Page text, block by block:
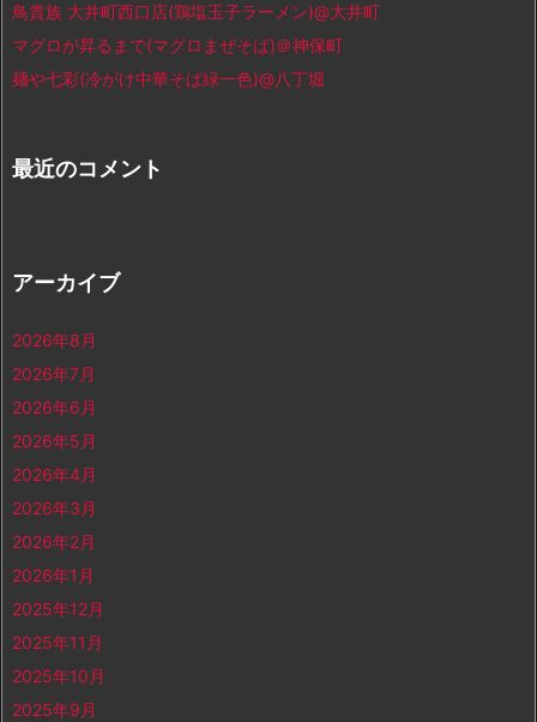
鳥貴族 大井町西口店(鶏塩玉子ラーメン)@大井町
マグロが昇るまで(マグロまぜそば)＠神保町
麺や七彩(冷がけ中華そば緑一色)@八丁堀
最近のコメント
アーカイブ
2026年8月
2026年7月
2026年6月
2026年5月
2026年4月
2026年3月
2026年2月
2026年1月
2025年12月
2025年11月
2025年10月
2025年9月